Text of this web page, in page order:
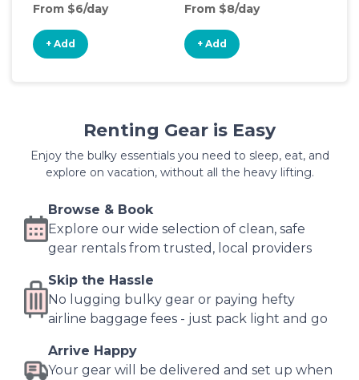
From $6/day
+ Add
From $8/day
+ Add
Renting Gear is Easy
Enjoy the bulky essentials you need to sleep, eat, and
explore on vacation, without all the heavy lifting.
Browse & Book
Explore our wide selection of clean, safe
gear rentals from trusted, local providers
Skip the Hassle
No lugging bulky gear or paying hefty
airline baggage fees - just pack light and go
Arrive Happy
Your gear will be delivered and set up when